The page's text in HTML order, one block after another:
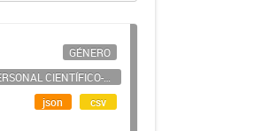
GÉNERO
PERSONAL CIENTÍFICO-TECNOLÓGICO
json
csv